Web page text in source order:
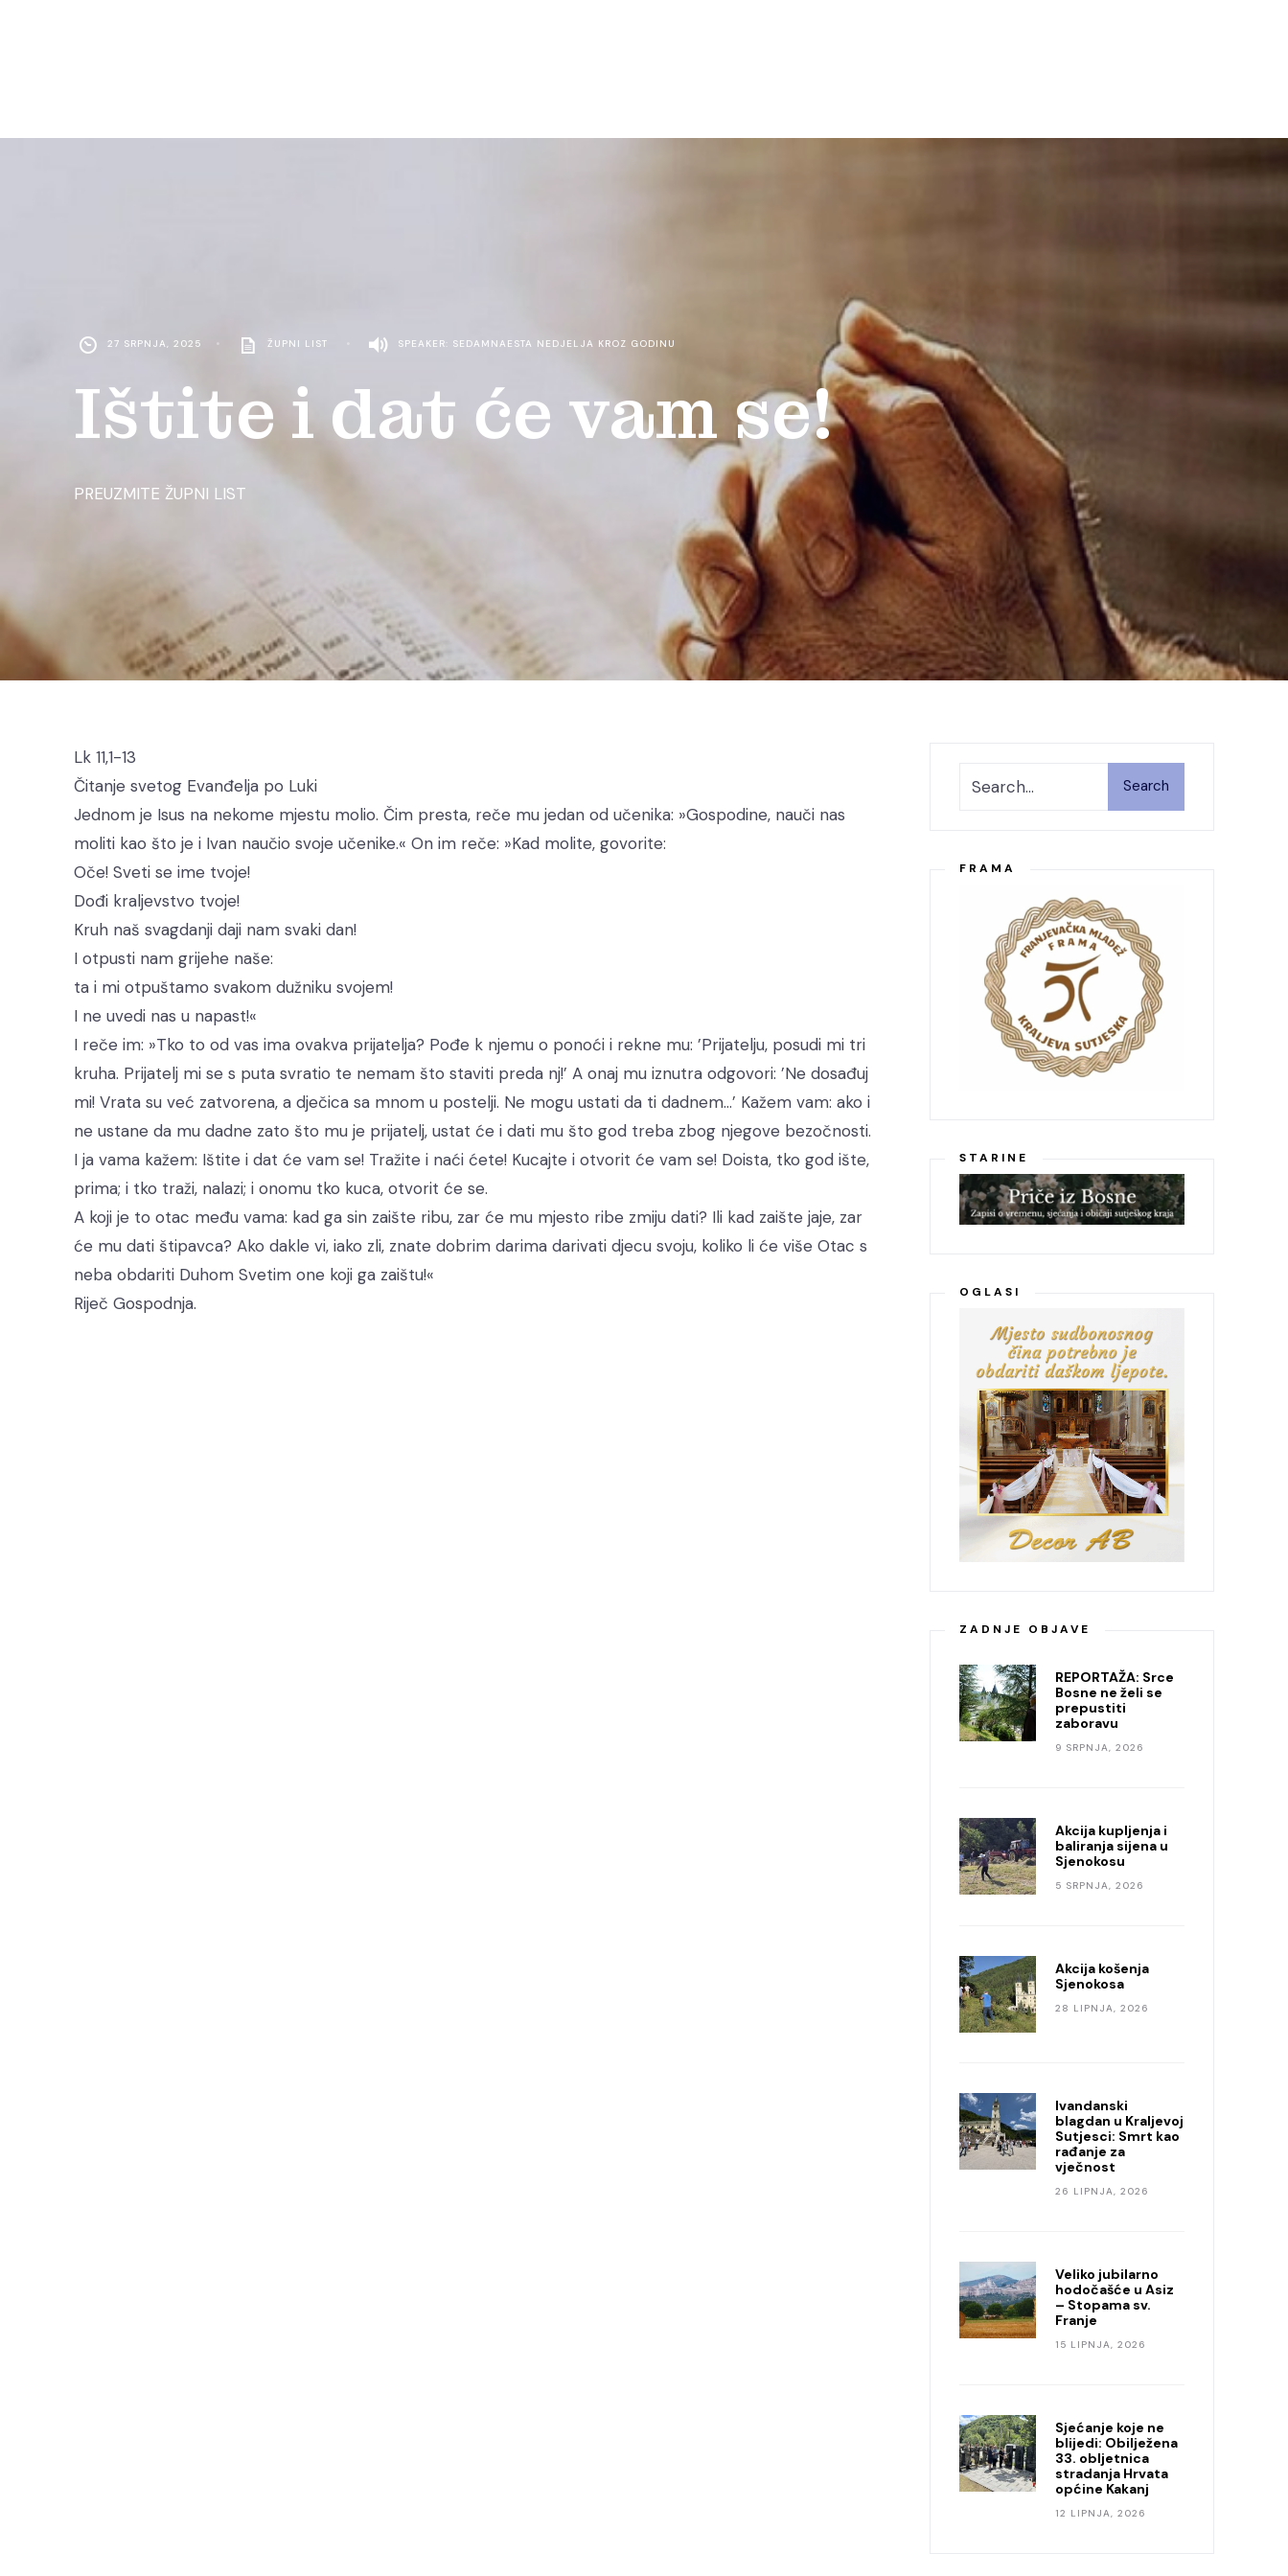
27 SRPNJA, 2025 • ŽUPNI LIST SPEAKER: SEDAMNAESTA NEDJELJA KROZ GODINU
Ištite i dat će vam se!
PREUZMITE ŽUPNI LIST
Lk 11,1-13
Čitanje svetog Evanđelja po Luki
Jednom je Isus na nekome mjestu molio. Čim presta, reče mu jedan od učenika: »Gospodine, nauči nas
moliti kao što je i Ivan naučio svoje učenike.« On im reče: »Kad molite, govorite:
Oče! Sveti se ime tvoje!
Dođi kraljevstvo tvoje!
Kruh naš svagdanji daji nam svaki dan!
I otpusti nam grijehe naše:
ta i mi otpuštamo svakom dužniku svojem!
I ne uvedi nas u napast!«
I reče im: »Tko to od vas ima ovakva prijatelja? Pođe k njemu o ponoći i rekne mu: ’Prijatelju, posudi mi tri
kruha. Prijatelj mi se s puta svratio te nemam što staviti preda nj!’ A onaj mu iznutra odgovori: ’Ne dosađuj
mi! Vrata su već zatvorena, a dječica sa mnom u postelji. Ne mogu ustati da ti dadnem…’ Kažem vam: ako i
ne ustane da mu dadne zato što mu je prijatelj, ustat će i dati mu što god treba zbog njegove bezočnosti.
I ja vama kažem: Ištite i dat će vam se! Tražite i naći ćete! Kucajte i otvorit će vam se! Doista, tko god ište,
prima; i tko traži, nalazi; i onomu tko kuca, otvorit će se.
A koji je to otac među vama: kad ga sin zaište ribu, zar će mu mjesto ribe zmiju dati? Ili kad zaište jaje, zar
će mu dati štipavca? Ako dakle vi, iako zli, znate dobrim darima darivati djecu svoju, koliko li će više Otac s
neba obdariti Duhom Svetim one koji ga zaištu!«
Riječ Gospodnja.
Search
FRAMA
STARINE
OGLASI
ZADNJE OBJAVE
REPORTAŽA: Srce
Bosne ne želi se
prepustiti
zaboravu
9 SRPNJA, 2026
Akcija kupljenja i
baliranja sijena u
Sjenokosu
5 SRPNJA, 2026
Akcija košenja
Sjenokosa
28 LIPNJA, 2026
Ivandanski
blagdan u Kraljevoj
Sutjesci: Smrt kao
rađanje za
vječnost
26 LIPNJA, 2026
Veliko jubilarno
hodočašće u Asiz
– Stopama sv.
Franje
15 LIPNJA, 2026
Sjećanje koje ne
blijedi: Obilježena
33. obljetnica
stradanja Hrvata
općine Kakanj
12 LIPNJA, 2026